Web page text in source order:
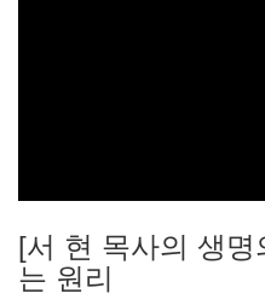
[서 현 목사의 생
는 원리